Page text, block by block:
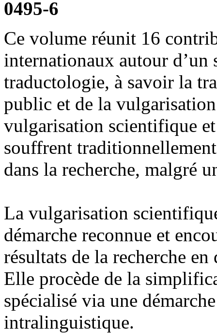
0495-6
Ce volume réunit 16
internationaux autour d’un
traductologie, à savoir la
public et de la
vulgarisation scientifique
souffrent
dans la recherche, malgré
La vulgarisation
démarche reconnue et
résultats de la recherche
Elle procède de la
spécialisé via une
intralinguistique.